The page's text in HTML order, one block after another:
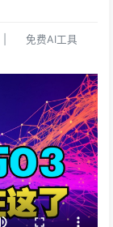
免费AI工具